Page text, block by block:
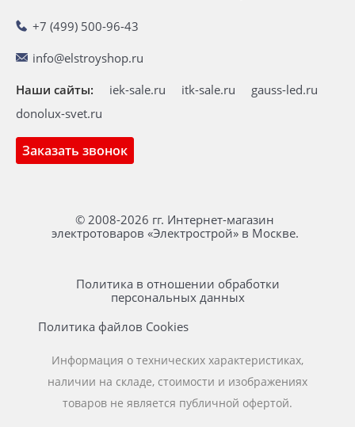
+7 (499) 500-96-43
info@elstroyshop.ru
Заказать звонок
Наши сайты: iek-sale.ru itk-sale.ru
gauss-led.ru
donolux-svet.ru
© 2008-2026 гг. Интернет-магазин
электротоваров «Электрострой» в Москве.
Политика в отношении обработки
персональных данных
Политика файлов Cookies
Информация о технических характеристиках,
наличии на складе, стоимости и изображениях
товаров не является публичной офертой.